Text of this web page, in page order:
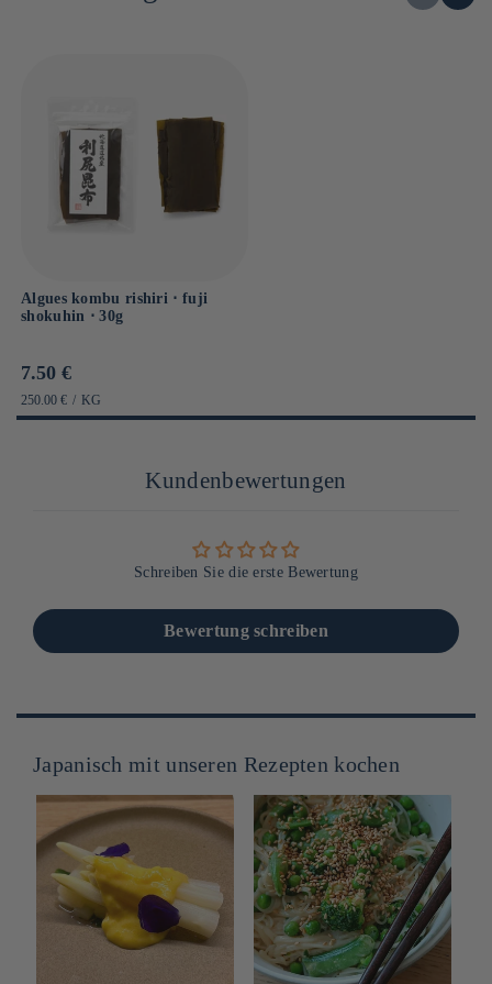
Algues kombu rishiri ⋅ fuji
shokuhin ⋅ 30g
Prix
habituel
7.50 €
PRIX
UNITAIRE
250.00 € / PAR
KG
Kundenbewertungen
Schreiben Sie die erste Bewertung
Bewertung schreiben
Japanisch mit unseren Rezepten kochen